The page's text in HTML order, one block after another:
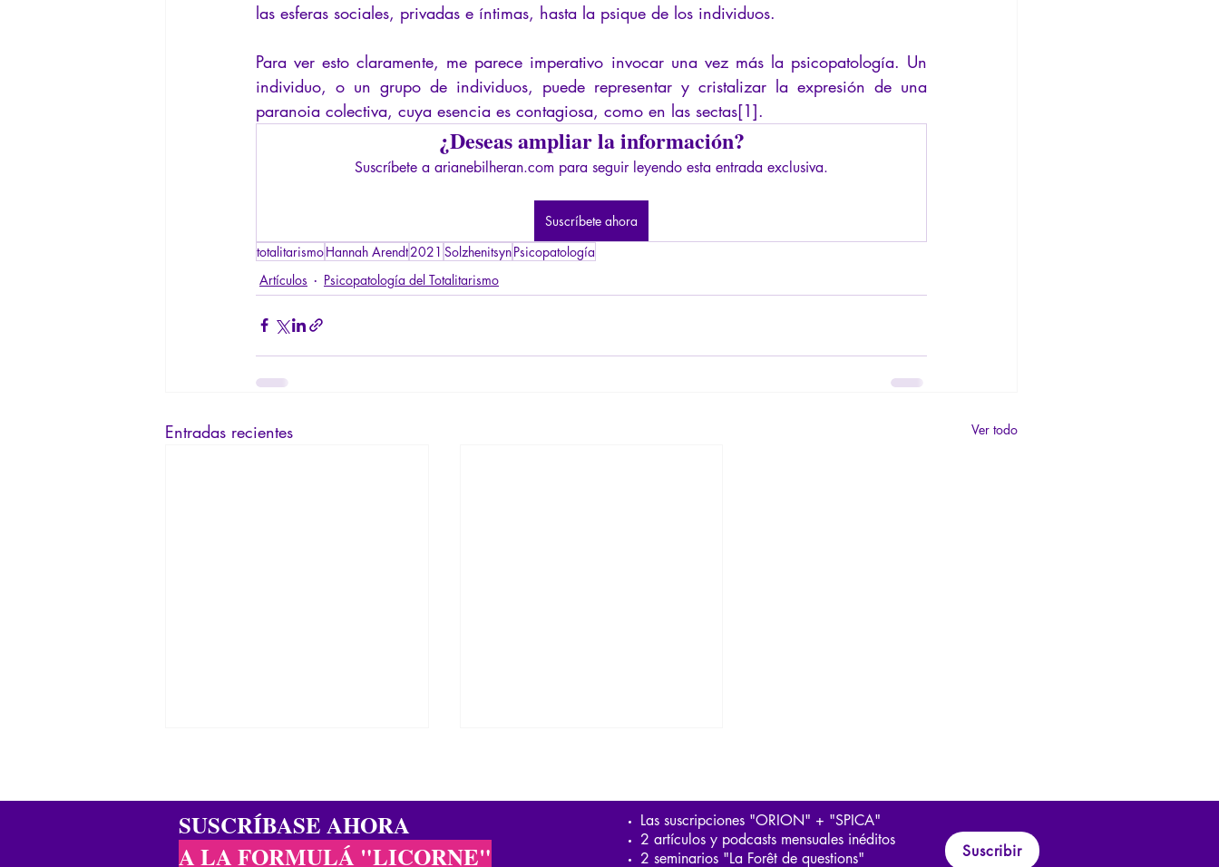
las esferas sociales, privadas e íntimas, hasta la psique de los individuos.
Para ver esto claramente, me parece imperativo invocar una vez más la psicopatología. Un
individuo, o un grupo de individuos, puede representar y cristalizar la expresión de una
paranoia colectiva, cuya esencia es contagiosa, como en las sectas[1].
¿Deseas ampliar la información?
Suscríbete a arianebilheran.com para seguir leyendo esta entrada exclusiva.
Suscríbete ahora
totalitarismoHannah Arendt2021 SolzhenitsynPsicopatología
Artículos
Psicopatología del Totalitarismo
Entradas recientes Ver todo
SUSCRÍBASE AHORA
A LA FORMULÁ "LICORNE"
Las suscripciones "ORION" + "SPICA"
2 artículos y podcasts mensuales inéditos
2 seminarios "La Forêt de questions"
Suscribir